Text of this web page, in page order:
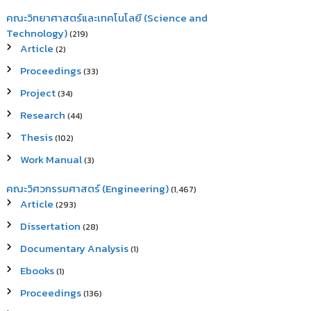
คณะวิทยาศาสตร์และเทคโนโลยี (Science and
Technology)(219)
Article (2)
Proceedings(33)
Project(34)
Research (44)
Thesis(102)
Work Manual(3)
คณะวิศวกรรมศาสตร์ (Engineering)(1,467)
Article (293)
Dissertation (28)
Documentary Analysis(1)
Ebooks(1)
Proceedings(136)